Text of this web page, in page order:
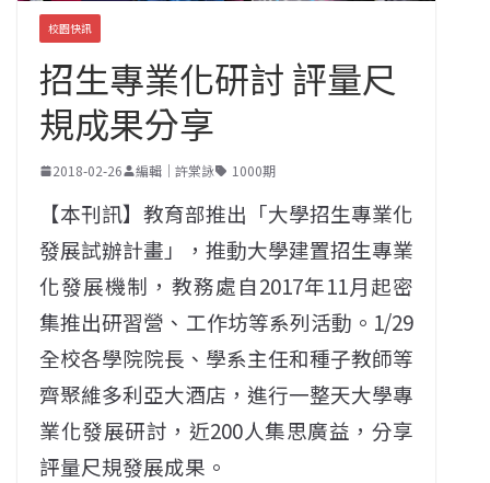
校園快訊
招生專業化研討 評量尺
規成果分享
2018-02-26 編輯｜許棠詠 1000期
【本刊訊】教育部推出「大學招生專業化
發展試辦計畫」，推動大學建置招生專業
化發展機制，教務處自2017年11月起密
集推出研習營、工作坊等系列活動。1/29
全校各學院院長、學系主任和種子教師等
齊聚維多利亞大酒店，進行一整天大學專
業化發展研討，近200人集思廣益，分享
評量尺規發展成果。